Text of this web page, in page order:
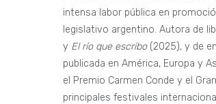
intensa labor pública en
legislativo argentino. Autora de
y El río que escribo(2025), y de
publicada en América, Europa y
el Premio Carmen Conde y el
principales festivales